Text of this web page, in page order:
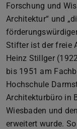
Forschung und
Architektur“ und
Stifter ist der freie
Heinz Stillger
bis 1951 am
Hochschule
Architekturbüro in
Wiesbaden und
erweitert wurde.